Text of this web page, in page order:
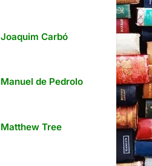
Joaquim Carbó
Manuel de Pedrolo
Matthew Tree